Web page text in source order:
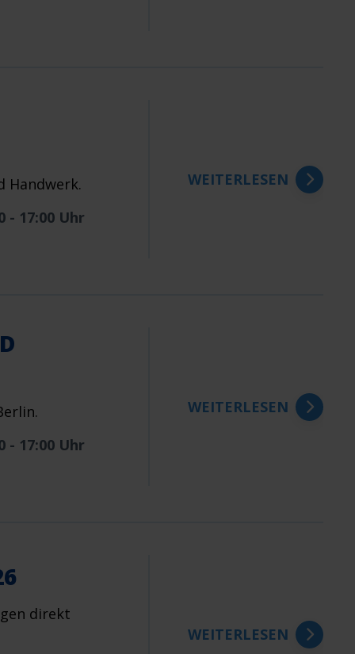
Handwerk.
- 17:00 Uhr
WEITERLESEN
- 17:00 Uhr
WEITERLESEN
direkt
WEITERLESEN